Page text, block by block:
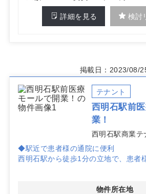
詳細を見る 検討
掲載日：2023/08/
テナント
西明石駅前
業！
西明石駅商業テ
◆駅近で患者様の通院に便利
西明石駅から徒歩1分の立地で、患者
い環境です。駅前のバスロータリー
物件所在地